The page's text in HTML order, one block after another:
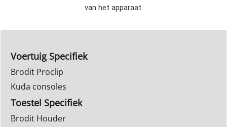
van het apparaat.
Voertuig Specifiek
Brodit Proclip
Kuda consoles
Toestel Specifiek
Brodit Houder